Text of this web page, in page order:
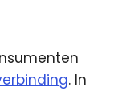
. In